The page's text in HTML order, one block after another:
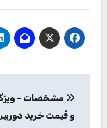
نوشته
مشخصات –
و قیمت خرید